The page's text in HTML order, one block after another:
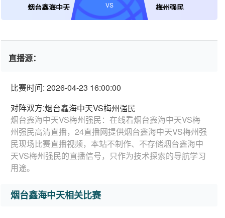
烟台鑫海中天 梅州强民
VS
直播源：
比赛时间: 2026-04-23 16:00:00
对阵双方:烟台鑫海中天VS梅州强民
烟台鑫海中天VS梅州强民：在线看烟台鑫海中天VS梅
州强民高清直播，24直播网提供烟台鑫海中天VS梅州强
民现场比赛直播视频，本站不制作、不存储烟台鑫海中
天VS梅州强民的直播信号，只作为技术探索的导航学习
用途。
烟台鑫海中天相关比赛